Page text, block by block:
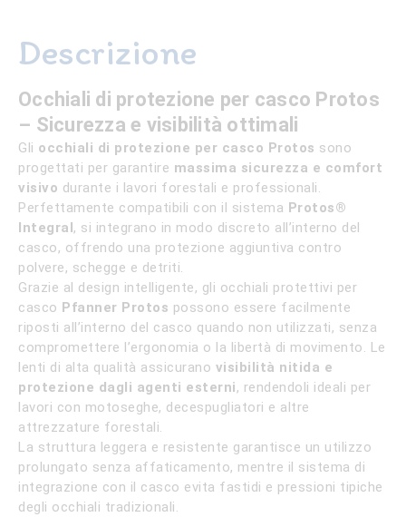
protos
Descrizione
Occhiali di protezione per casco Protos
– Sicurezza e visibilità ottimali
Gli occhiali di protezione per casco Protos sono
progettati per garantire massima sicurezza e comfort
visivo durante i lavori forestali e professionali.
Perfettamente compatibili con il sistema Protos®
Integral , si integrano in modo discreto all’interno del
casco, offrendo una protezione aggiuntiva contro
polvere, schegge e detriti.
Grazie al design intelligente, gli occhiali protettivi per
casco Pfanner Protos possono essere facilmente
riposti all’interno del casco quando non utilizzati, senza
compromettere l’ergonomia o la libertà di movimento. Le
lenti di alta qualità assicurano visibilità nitida e
protezione dagli agenti esterni, rendendoli ideali per
lavori con motoseghe, decespugliatori e altre
attrezzature forestali.
La struttura leggera e resistente garantisce un utilizzo
prolungato senza affaticamento, mentre il sistema di
integrazione con il casco evita fastidi e pressioni tipiche
degli occhiali tradizionali.